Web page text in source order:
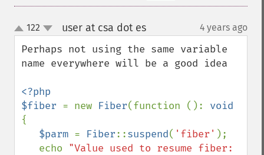
up
down
122 user at csa dot es¶ 4 years ago
Perhaps not using the same variable
name everywhere will be a good idea
<?php
$fiber = new Fiber(function ():
{
$parm = Fiber::suspend( 'fiber' );
   echo
"Value used to resume fiber: